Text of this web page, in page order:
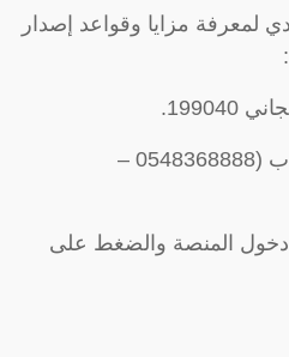
لمعرفة مزايا وقواعد إصدار
• التواصل عبر رقم واتس اب (0548368888 –
دخول المنصة والضغط على